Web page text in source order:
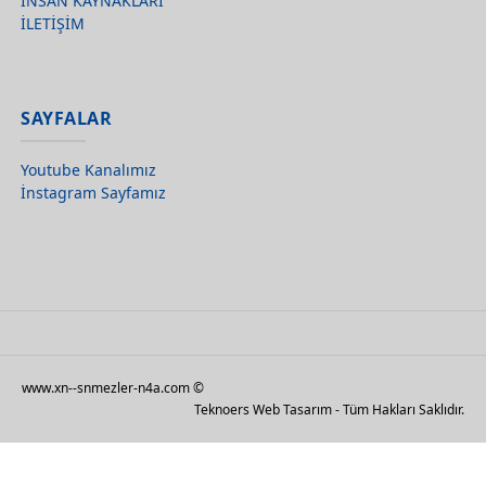
İLETİŞİM
SAYFALAR
Youtube Kanalımız
İnstagram Sayfamız
www.xn--snmezler-n4a.com ©
Teknoers Web Tasarım - Tüm Hakları Saklıdır.